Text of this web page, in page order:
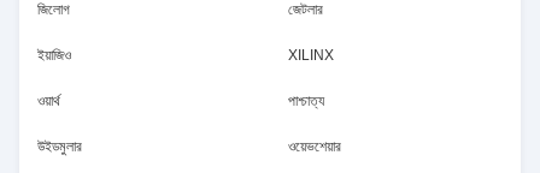
জিলোগ জেটলার
ইয়াজিও XILINX
ওয়ার্থ পাশ্চাত্য
উইডমুলার ওয়েভশেয়ার